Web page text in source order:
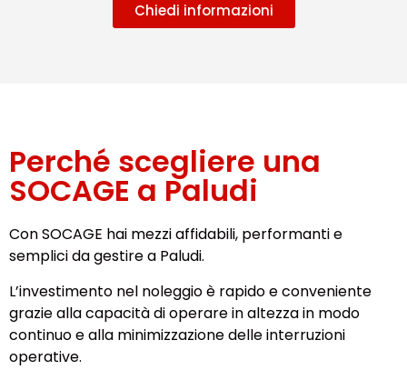
Chiedi informazioni
Perché scegliere una
SOCAGE a Paludi
Con SOCAGE hai mezzi affidabili, performanti e
semplici da gestire a Paludi.
L’investimento nel noleggio è rapido e conveniente
grazie alla capacità di operare in altezza in modo
continuo e alla minimizzazione delle interruzioni
operative.